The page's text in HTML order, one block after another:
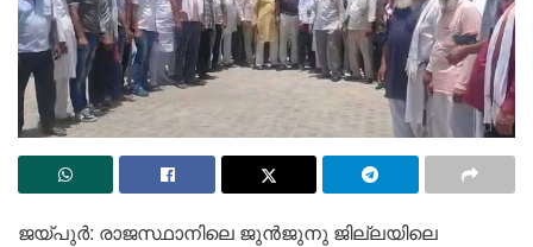
ജയ്പുര്‍: രാജസ്ഥാനിലെ ജുന്‍ജുനു ജില്ലയിലെ